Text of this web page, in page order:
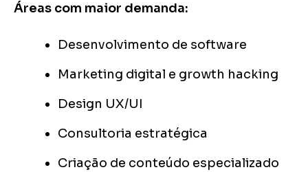
Áreas com maior demanda:
Desenvolvimento de software
Marketing digital e growth hacking
Design UX/UI
Consultoria estratégica
Criação de conteúdo especializado